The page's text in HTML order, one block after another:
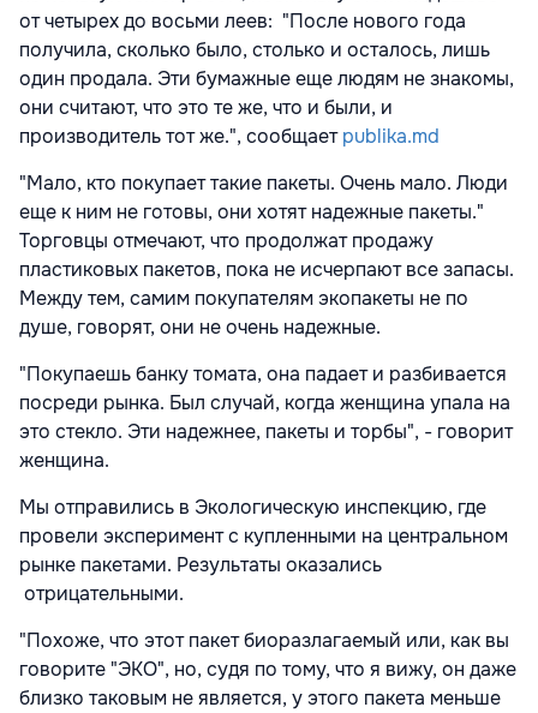
от четырех до восьми леев: "После нового года
получила, сколько было, столько и осталось, лишь
один продала. Эти бумажные еще людям не знакомы,
они считают, что это те же, что и были, и
производитель тот же.", сообщаетpublika.md
"Мало, кто покупает такие пакеты. Очень мало. Люди
еще к ним не готовы, они хотят надежные пакеты."
Торговцы отмечают, что продолжат продажу
пластиковых пакетов, пока не исчерпают все запасы.
Между тем, самим покупателям экопакеты не по
душе, говорят, они не очень надежные.
"Покупаешь банку томата, она падает и разбивается
посреди рынка. Был случай, когда женщина упала на
это стекло. Эти надежнее, пакеты и торбы", - говорит
женщина.
Мы отправились в Экологическую инспекцию, где
провели эксперимент с купленными на центральном
рынке пакетами. Результаты оказались
отрицательными.
"Похоже, что этот пакет биоразлагаемый или, как вы
говорите "ЭКО", но, судя по тому, что я вижу, он даже
близко таковым не является, у этого пакета меньше